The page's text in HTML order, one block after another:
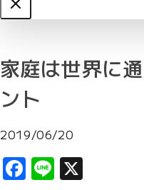
Close
家庭は世界に
ント
2019/06/20
Facebook
Line